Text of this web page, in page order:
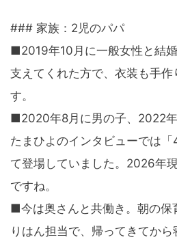
### 家族：2児のパパ
■2019年10月に一般女性と結
支えてくれた方で、衣装も手
す。
■2020年8月に男の子、2022年
たまひよのインタビューでは
て登場していました。2026年
ですね。
■今は奥さんと共働き。朝の保
りはん担当で、帰ってきてか